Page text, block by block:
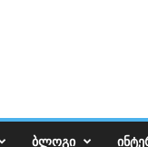
ᲑᲚᲝᲒᲘ